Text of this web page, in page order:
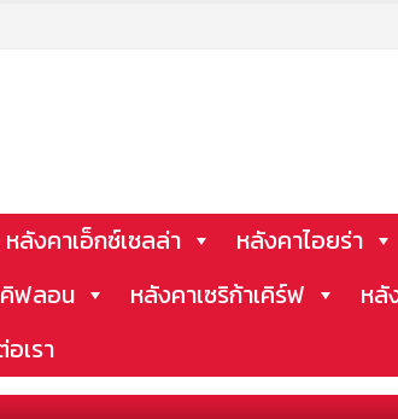
หลังคาเอ็กซ์เซลล่า หลังคาไอยร่า
คิฟลอน หลังคาเซริก้าเคิร์ฟ หลั
เรา